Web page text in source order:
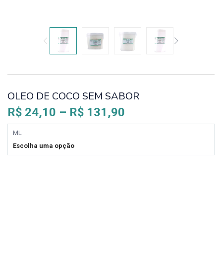
OLEO DE COCO SEM SABOR
R$ 24,10 – R$ 131,90
ML
Escolha uma opção